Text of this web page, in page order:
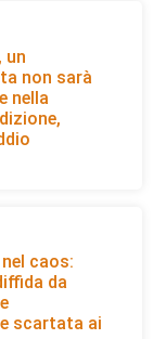
un
non sarà
nella
caos:
da
scartata ai